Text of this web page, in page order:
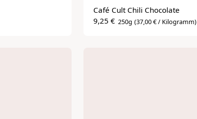
Café Cult Chili Chocolate
9,25 € 250g (37,00 € / Kilogramm)